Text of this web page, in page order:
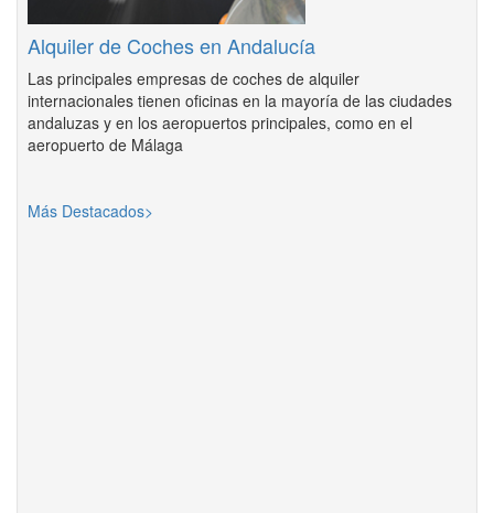
Alquiler de Coches en Andalucía
Las principales empresas de coches de alquiler
internacionales tienen oficinas en la mayoría de las ciudades
andaluzas y en los aeropuertos principales, como en el
aeropuerto de Málaga
Más Destacados>